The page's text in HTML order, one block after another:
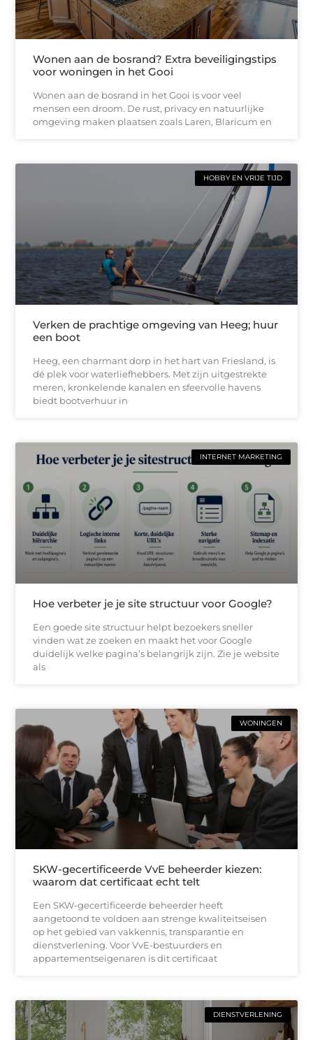
Wonen aan de bosrand? Extra beveiligingstips
voor woningen in het Gooi
Wonen aan de bosrand in het Gooi is voor veel
mensen een droom. De rust, privacy en natuurlijke
omgeving maken plaatsen zoals Laren, Blaricum en
HOBBY EN VRIJE TIJD
Verken de prachtige omgeving van Heeg; huur
een boot
Heeg, een charmant dorp in het hart van Friesland, is
dé plek voor waterliefhebbers. Met zijn uitgestrekte
meren, kronkelende kanalen en sfeervolle havens
biedt bootverhuur in
INTERNET MARKETING
Hoe verbeter je je site structuur voor Google?
Een goede site structuur helpt bezoekers sneller
vinden wat ze zoeken en maakt het voor Google
duidelijk welke pagina’s belangrijk zijn. Zie je website
als
WONINGEN
SKW-gecertificeerde VvE beheerder kiezen:
waarom dat certificaat echt telt
Een SKW-gecertificeerde beheerder heeft
aangetoond te voldoen aan strenge kwaliteitseisen
op het gebied van vakkennis, transparantie en
dienstverlening. Voor VvE-bestuurders en
appartementseigenaren is dit certificaat
DIENSTVERLENING